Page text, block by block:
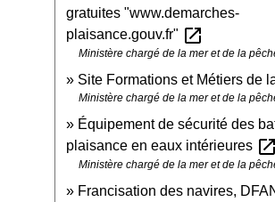
gratuites "www.demarches-
plaisance.gouv.fr" open_in_new
Ministère chargé de la mer et de la
Site Formations et Métiers de
Ministère chargé de la mer et de la
Équipement de sécurité des
plaisance en eaux intérieures open_in_new
Ministère chargé de la mer et de la
Francisation des navires,